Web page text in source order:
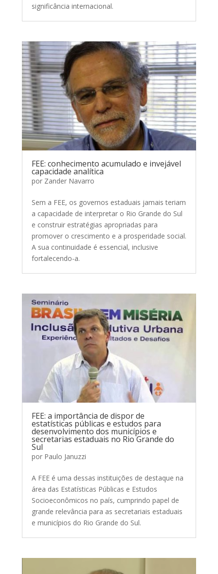
significância internacional.
FEE: conhecimento acumulado e invejável
capacidade analítica
por Zander Navarro
Sem a FEE, os governos estaduais jamais teriam
a capacidade de interpretar o Rio Grande do Sul
e construir estratégias apropriadas para
promover o crescimento e a prosperidade social.
A sua continuidade é essencial, inclusive
fortalecendo-a.
FEE: a importância de dispor de
estatísticas públicas e estudos para
desenvolvimento dos municípios e
secretarias estaduais no Rio Grande do
Sul
por Paulo Januzzi
A FEE é uma dessas instituições de destaque na
área das Estatísticas Públicas e Estudos
Socioeconômicos no país, cumprindo papel de
grande relevância para as secretariais estaduais
e municípios do Rio Grande do Sul.